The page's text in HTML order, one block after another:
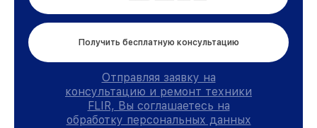
Получить бесплатную консультацию
Отправляя заявку на
консультацию и ремонт техники
FLIR, Вы соглашаетесь на
обработку персональных данных